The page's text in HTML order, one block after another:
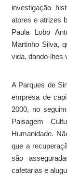
investigação
atores e atrizes
Paula Lobo
Martinho Silva,
vida, dando-lhes
A Parques de
empresa de
2000, no
Paisagem
Humanidade.
que a
são
cafetarias e